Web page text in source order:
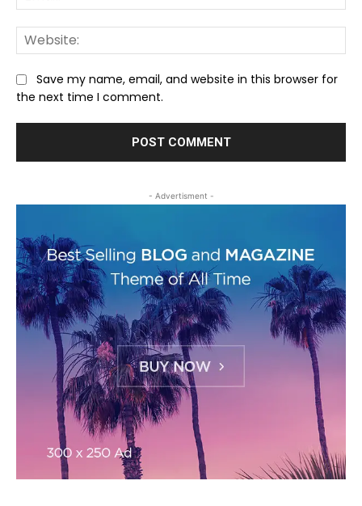
Save my name, email, and website in this browser for
the next time I comment.
- Advertisment -